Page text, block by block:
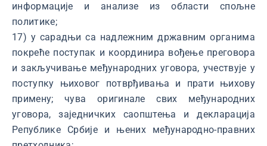
информације и анализе из области спољне
политике;
17) у сарадњи са надлежним државним органима
покреће поступак и координира вођење преговора
и закључивање међународних уговора, учествује у
поступку њиховог потврђивања и прати њихову
примену; чува оригинале свих међународних
уговора, заједничких саопштења и декларација
Републике Србије и њених међународно-правних